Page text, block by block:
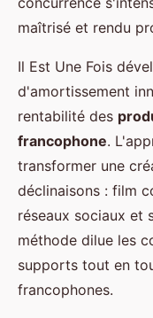
maîtrisé et rendu
Il Est Une Fois
d'amortissement
rentabilité des
francophone.
transformer une
déclinaisons : film
réseaux sociaux et
méthode dilue les
supports tout en
francophones.